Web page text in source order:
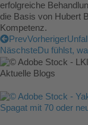
erfolgreiche
die Basis von Hubert
Kompetenz.
PrevVorheriger
NäschsteDu fühlst,
Aktuelle Blogs
Spagat mit 70 oder